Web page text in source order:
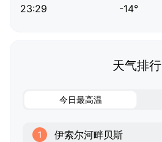
23:29 -14°
天气排行
今日最高温
1 伊索尔河畔贝斯